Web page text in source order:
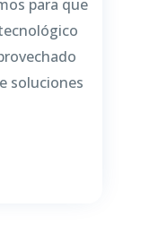
para que
soluciones